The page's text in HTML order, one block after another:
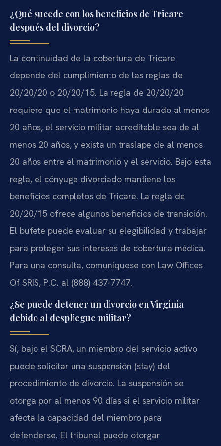
¿Qué sucede con los beneficios de Tricare
después del divorcio?
La continuidad de la cobertura de Tricare
depende del cumplimiento de las reglas de
20/20/20 o 20/20/15. La regla de 20/20/20
requiere que el matrimonio haya durado al menos
20 años, el servicio militar acreditable sea de al
menos 20 años, y exista un traslape de al menos
20 años entre el matrimonio y el servicio. Bajo esta
regla, el cónyuge divorciado mantiene los
beneficios completos de Tricare. La regla de
20/20/15 ofrece algunos beneficios de transición.
El bufete puede evaluar su elegibilidad y trabajar
para proteger sus intereses de cobertura médica.
Para una consulta, comuníquese con Law Offices
Of SRIS, P.C. al (888) 437-7747.
¿Se puede detener un divorcio en Virginia
debido al despliegue militar?
Sí, bajo el SCRA, un miembro del servicio activo
puede solicitar una suspensión (stay) del
procedimiento de divorcio. La suspensión se
otorga por al menos 90 días si el servicio militar
afecta la capacidad del miembro para
defenderse. El tribunal puede otorgar